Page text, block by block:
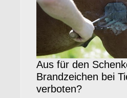
Aus für den
Brandzeichen bei
verboten?